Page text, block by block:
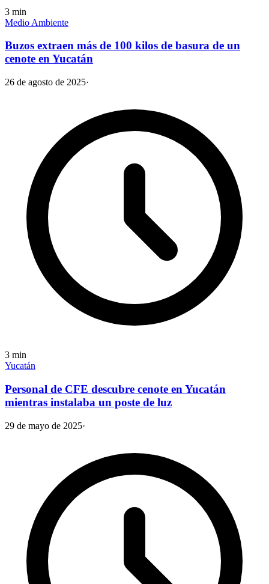
3 min
Medio Ambiente
Buzos extraen más de 100 kilos de basura de un
cenote en Yucatán
26 de agosto de 2025·
3 min
Yucatán
Personal de CFE descubre cenote en Yucatán
mientras instalaba un poste de luz
29 de mayo de 2025·